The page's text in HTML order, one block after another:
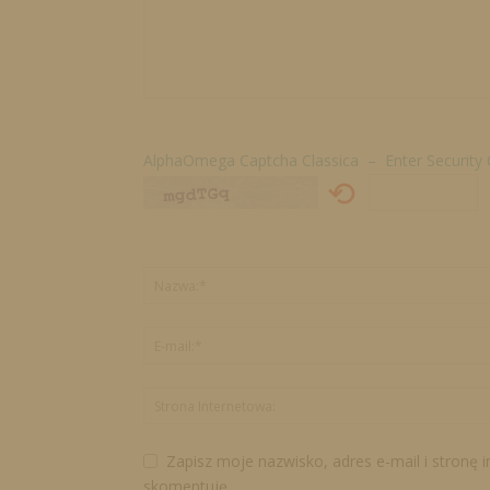
AlphaOmega Captcha Classica – Enter Security
⟲
Zapisz moje nazwisko, adres e-mail i stronę
skomentuję.